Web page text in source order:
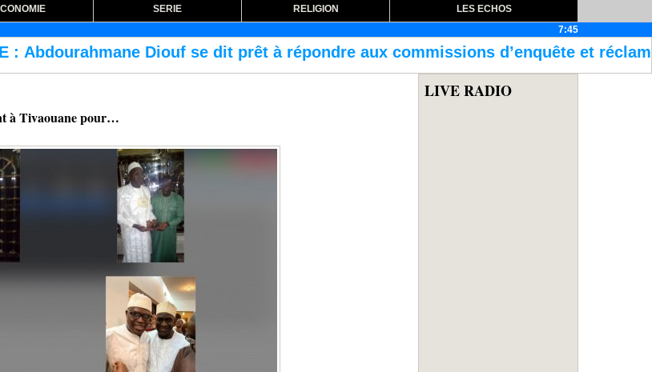
SERIE RELIGION
LES ECHOS
7:45
se dit prêt à répondre aux commissions d’enquête et réclame la
à Tivaouane pour…
LIVE RADIO